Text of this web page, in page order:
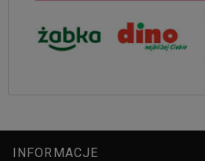
INFORMACJE